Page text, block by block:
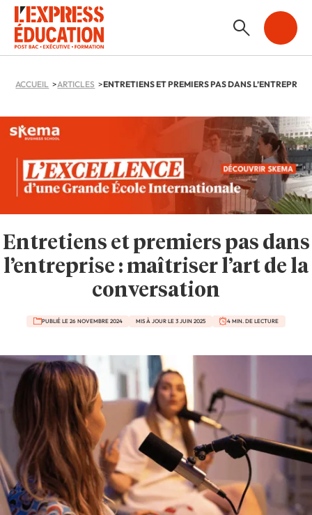
ACCUEIL ARTICLES
Entretiens et premiers pas dans
l’entreprise : maîtriser l’art de la
conversation
PUBLIÉ LE 26 NOVEMBRE 2024 MIS À JOUR LE 3 JUIN 2025 4 MIN. DE LECTURE